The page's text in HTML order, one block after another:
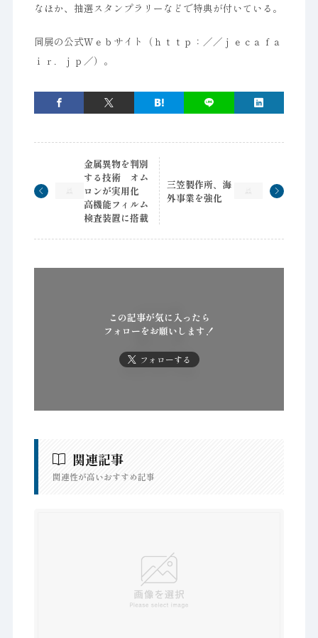
なほか、抽選スタンプラリーなどで特典が付いている。
同展の公式Ｗｅｂサイト（ｈｔｔｐ：／／ｊｅｃａｆａ
ｉｒ．ｊｐ／）。
金属異物を判別
する技術 オム
ロンが実用化
高機能フィルム
検査装置に搭載
三笠製作所、海
外事業を強化
この記事が気に入ったら
フォローをお願いします！
フォローする
関連記事
関連性が高いおすすめ記事